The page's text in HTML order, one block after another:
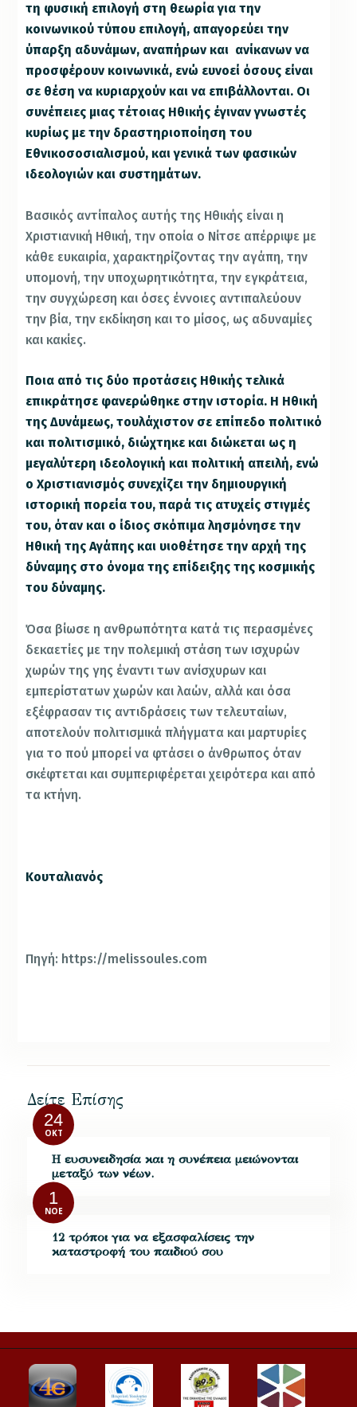
τη φυσική επιλογή στη θεωρία για την
κοινωνικού τύπου επιλογή, απαγορεύει την
ύπαρξη αδυνάμων, αναπήρων και ανίκανων να
προσφέρουν κοινωνικά, ενώ ευνοεί όσους είναι
σε θέση να κυριαρχούν και να επιβάλλονται. Οι
συνέπειες μιας τέτοιας Ηθικής έγιναν γνωστές
κυρίως με την δραστηριοποίηση του
Εθνικοσοσιαλισμού, και γενικά των φασικών
ιδεολογιών και συστημάτων.
Βασικός αντίπαλος αυτής της Ηθικής είναι η
Χριστιανική Ηθική, την οποία ο Νίτσε απέρριψε με
κάθε ευκαιρία, χαρακτηρίζοντας την αγάπη, την
υπομονή, την υποχωρητικότητα, την εγκράτεια,
την συγχώρεση και όσες έννοιες αντιπαλεύουν
την βία, την εκδίκηση και το μίσος, ως αδυναμίες
και κακίες.
Ποια από τις δύο προτάσεις Ηθικής τελικά
επικράτησε φανερώθηκε στην ιστορία. Η Ηθική
της Δυνάμεως, τουλάχιστον σε επίπεδο πολιτικό
και πολιτισμικό, διώχτηκε και διώκεται ως η
μεγαλύτερη ιδεολογική και πολιτική απειλή, ενώ
ο Χριστιανισμός συνεχίζει την δημιουργική
ιστορική πορεία του, παρά τις ατυχείς στιγμές
του, όταν και ο ίδιος σκόπιμα λησμόνησε την
Ηθική της Αγάπης και υιοθέτησε την αρχή της
δύναμης στο όνομα της επίδειξης της κοσμικής
του δύναμης.
Όσα βίωσε η ανθρωπότητα κατά τις περασμένες
δεκαετίες με την πολεμική στάση των ισχυρών
χωρών της γης έναντι των ανίσχυρων και
εμπερίστατων χωρών και λαών, αλλά και όσα
εξέφρασαν τις αντιδράσεις των τελευταίων,
αποτελούν πολιτισμικά πλήγματα και μαρτυρίες
για το πού μπορεί να φτάσει ο άνθρωπος όταν
σκέφτεται και συμπεριφέρεται χειρότερα και από
τα κτήνη.
Κουταλιανός
Πηγή: https://melissoules.com
Δείτε Επίσης
24
ΟΚΤ
Η ευσυνειδησία και η συνέπεια μειώνονται
μεταξύ των νέων.
1
ΝΟΈ
12 τρόποι για να εξασφαλίσεις την
καταστροφή του παιδιού σου